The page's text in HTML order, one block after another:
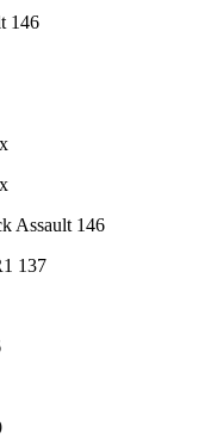
146
Assault 146
137